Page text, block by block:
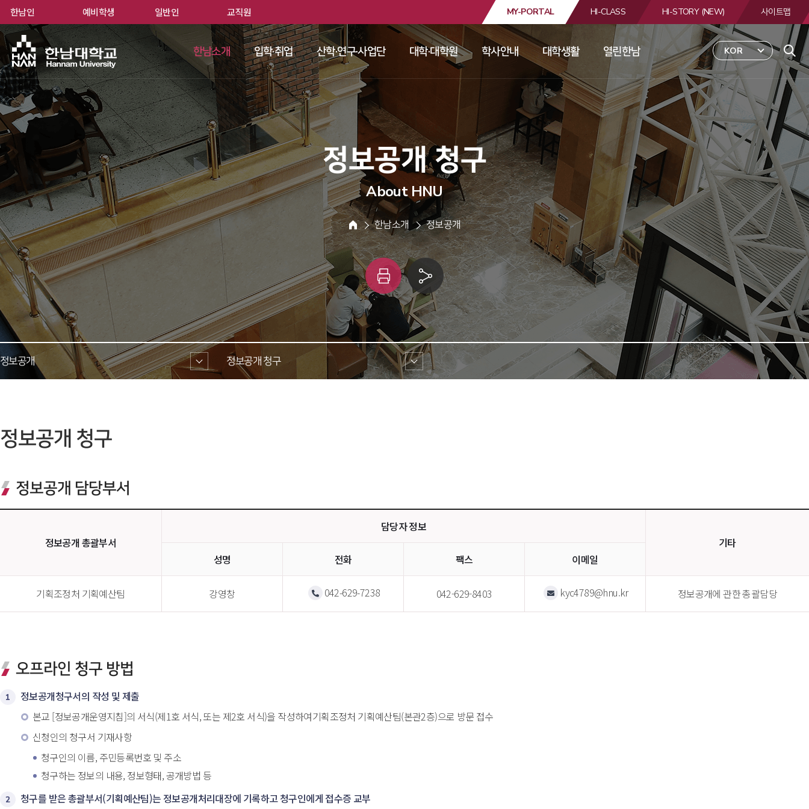
합
검
색
한남대학교
MY-PORTAL HI-CLASS HI-STORY (NEW) 사이트맵
KOR
한남소개 입학·취업 산학·연구·사업단 대학·대학원 학사안내 대학생활 열린한남
정보공개 청구
About HNU
HOME
한남소개 정보공개
쇄
링
크
공유
정보공개 정보공개 청구
정보공개 청구
정보공개 담당부서
정보공개 총괄부서
담당자 정보
기타
성명
전화 팩스 이메일
기획조정처 기획예산팀 강영창 042-629-7238 042-629-8403 kyc4789@hnu.kr 정보공개에 관한 총괄담당
오프라인 청구 방법
1
정보공개청구서의 작성 및 제출
본교 [정보공개운영지침]의 서식(제1호 서식, 또는 제2호 서식)을 작성하여기획조정처 기획예산팀(본관2층)으로 방문 접수
신청인의 청구서 기재사항
청구인의 이름, 주민등록번호 및 주소
청구하는 정보의 내용, 정보형태, 공개방법 등
2 청구를 받은 총괄부서(기획예산팀)는 정보공개처리대장에 기록하고 청구인에게 접수증 교부
한남인 예비학생 일반인 교직원